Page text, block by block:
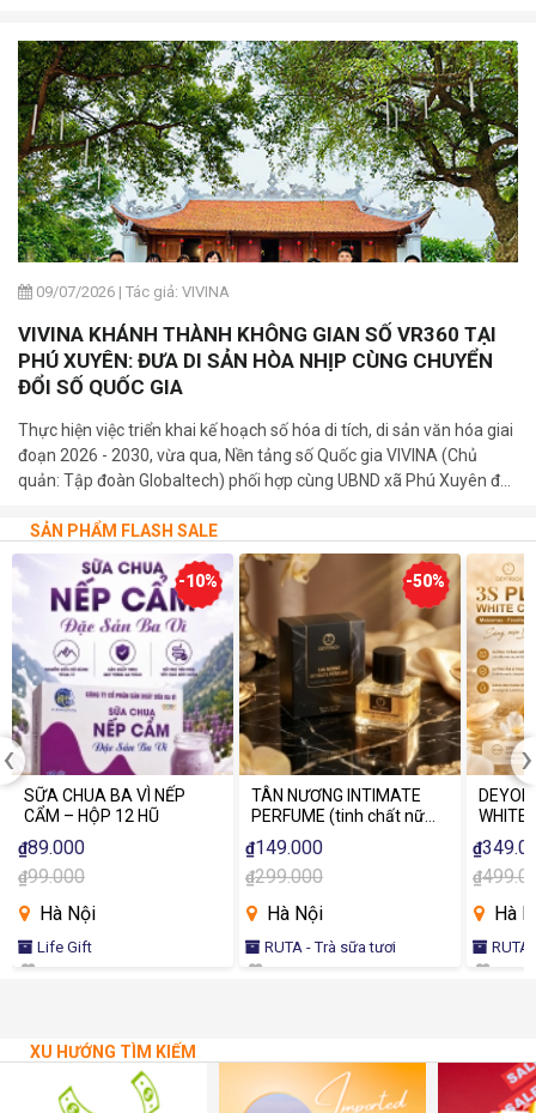
09/07/2026 | Tác giả: VIVINA
VIVINA KHÁNH THÀNH KHÔNG GIAN SỐ VR360 TẠI
PHÚ XUYÊN: ĐƯA DI SẢN HÒA NHỊP CÙNG CHUYỂN
ĐỔI SỐ QUỐC GIA
Thực hiện việc triển khai kế hoạch số hóa di tích, di sản văn hóa giai
đoạn 2026 - 2030, vừa qua, Nền tảng số Quốc gia VIVINA (Chủ
quản: Tập đoàn Globaltech) phối hợp cùng UBND xã Phú Xuyên đã
hóa tại các di tích cấp Quốc gia trên địa bàn xã.
SẢN PHẨM FLASH SALE
-10%
SỮA CHUA BA VÌ NẾP
CẨM – HỘP 12 HŨ
₫89.000
₫99.000
Hà Nội
Life Gift
-50%
TÂN NƯƠNG INTIMATE
PERFUME (tinh chất nữ
tính)
₫149.000
₫299.000
Hà Nội
RUTA - Trà sữa tươi
WHITE
₫
₫
Hà
RUTA
‹ ›
XU HƯỚNG TÌM KIẾM